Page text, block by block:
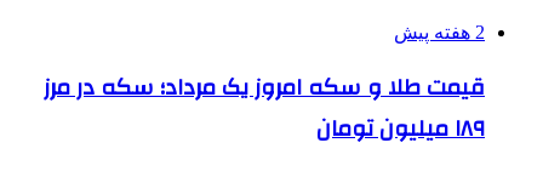
2 هفته پیش
قیمت طلا و سکه امروز یک مرداد؛ سکه در مرز
۱۸۹ میلیون تومان